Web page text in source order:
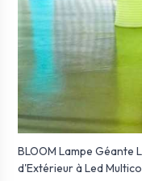
BLOOM Lampe Géante
d'Extérieur à Led